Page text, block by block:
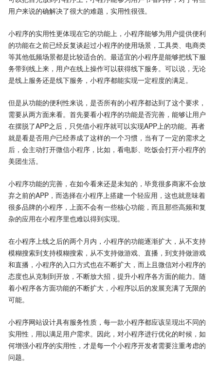
用户来说的确解决了很大的难题，实用性很强。
小程序的实用性更体现在它的功能上，小程序能够为用户提供便利
的功能在之前已经反复谈起过小程序的使用场景，工具类、电商类
等其他低频场景都是比较适合的。最适宜的小程序是能够把线下服
务带到线上来，用户在线上操作可以获得线下服务。可以说，无论
是线上服务还是线下服务，小程序都能实现一定程度的满足。
但是从功能的便利性来说，是否所有的小程序都达到了这个要求，
需要从两方面来看。首先要看小程序的功能是否完善，能够让用户
在摆脱了APP之后，只凭借小程序就可以实现APP上的功能。再者
就是看是否用户已经养成了这样的一个习惯，当有了一定的需求之
后，会主动打开微信小程序，比如，看电影、吃饭会打开小程序的
美团生活。
小程序功能的完善，在如今看来还是未知的，毕竟很多商家不会放
弃之前的APP，而选择在小程序上搭建一个轻应用，这也就意味着
很多品牌的小程序，上面不会有一些核心功能，而且那些高频和复
杂的应用在小程序里也难以得到实现。
在小程序上线之后的两个月内，小程序的功能逐渐扩大，从不支持
模糊搜索到支持模糊搜索，从不支持做游戏、直播，到支持做游戏
和直播，小程序的入口方式也在不断扩大，而上且微信对小程序的
态度也从克制到开放，不断放大招，提升小程序各方面的能力。随
着小程序各方面功能的不断扩大，小程序以后的发展充满了无限的
可能。
小程序网站设计具有服务性质，每一款小程序都应该呈现出不同的
实用性，用以满足用户需求。因此，对小程序进行优化的时候，如
何增强小程序的实用性，才是每一个小程序开发者需要注重考虑的
问题。